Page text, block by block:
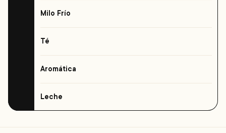
Milo Frío
Té
Aromática
Leche